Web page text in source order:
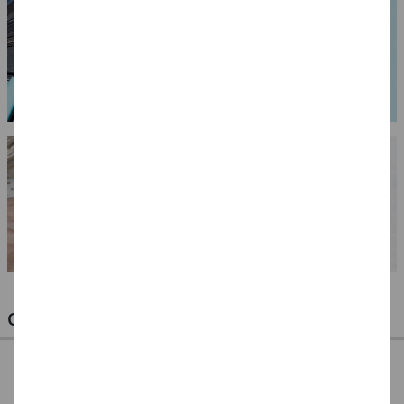
OPTIMALE PINSEL FÜR HOBBY & KUNST